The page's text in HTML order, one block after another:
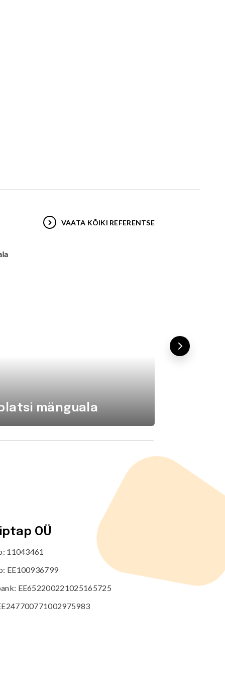
mänguala
VAATA KÕIKI REFERENTSE
OÜ
11043461
EE100936799
EE652200221025165725